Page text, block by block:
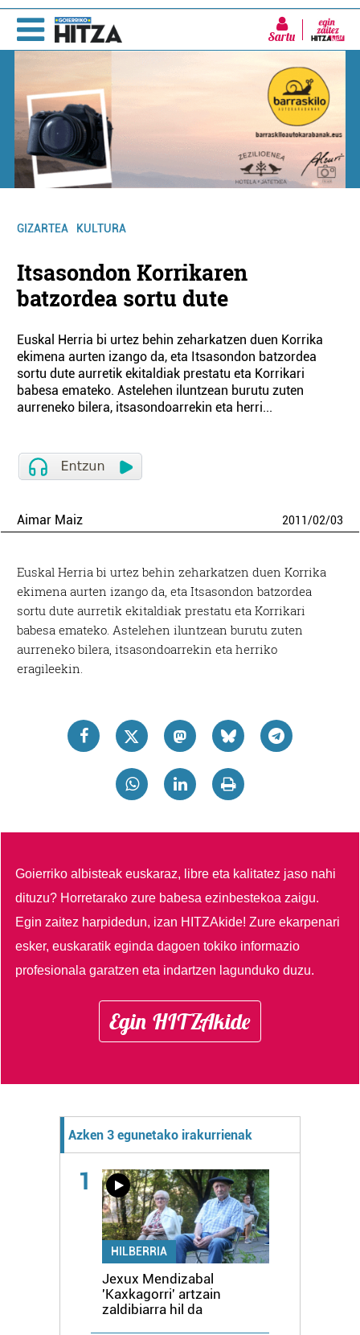
Sartu
GIZARTEA KULTURA
Itsasondon Korrikaren
batzordea sortu dute
Euskal Herria bi urtez behin zeharkatzen duen Korrika
ekimena aurten izango da, eta Itsasondon batzordea
sortu dute aurretik ekitaldiak prestatu eta Korrikari
babesa emateko. Astelehen iluntzean burutu zuten
aurreneko bilera, itsasondoarrekin eta herri...
Aimar Maiz 2011/02/03
Euskal Herria bi urtez behin zeharkatzen duen Korrika
ekimena aurten izango da, eta Itsasondon batzordea
sortu dute aurretik ekitaldiak prestatu eta Korrikari
babesa emateko. Astelehen iluntzean burutu zuten
aurreneko bilera, itsasondoarrekin eta herriko
eragileekin.
Goierriko albisteak euskaraz, libre eta kalitatez jaso nahi
dituzu? Horretarako zure babesa ezinbestekoa zaigu.
Egin zaitez harpidedun, izan HITZAkide!Zure ekarpenari
esker, euskaratik eginda dagoen tokiko informazio
profesionala garatzen eta indartzen lagunduko duzu.
Egin HITZAkide
Azken 3 egunetako irakurrienak
1
HILBERRIA
Jexux Mendizabal
'Kaxkagorri' artzain
zaldibiarra hil da